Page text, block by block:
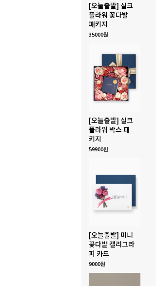
[오늘출발] 실크
플라워 꽃다발
패키지
35000원
[오늘출발] 실크
플라워 박스 패
키지
59900원
[오늘출발] 미니
꽃다발 캘리그라
피 카드
9000원